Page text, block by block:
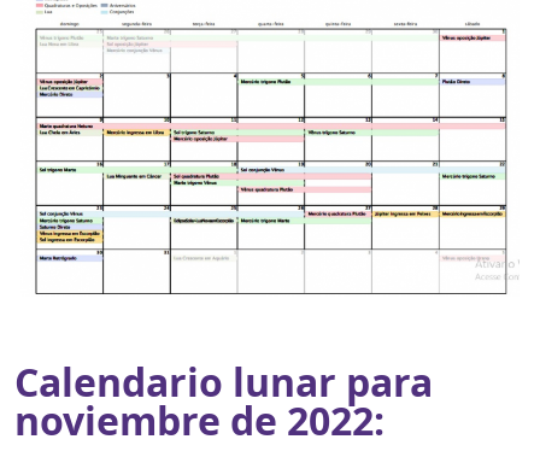
Calendario lunar para
noviembre de 2022: